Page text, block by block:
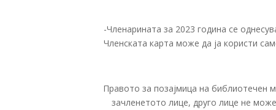
-Членарината за 2023 година се
Членската карта може да ја користи
Правото за позајмица на библиотечен
зачленетото лице, друго лице не